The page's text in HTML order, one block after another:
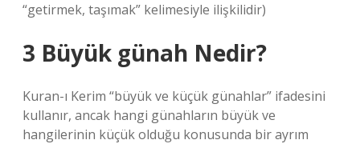
“getirmek, taşımak” kelimesiyle ilişkilidir)
3 Büyük günah Nedir?
Kuran-ı Kerim “büyük ve küçük günahlar” ifadesini
kullanır, ancak hangi günahların büyük ve
hangilerinin küçük olduğu konusunda bir ayrım